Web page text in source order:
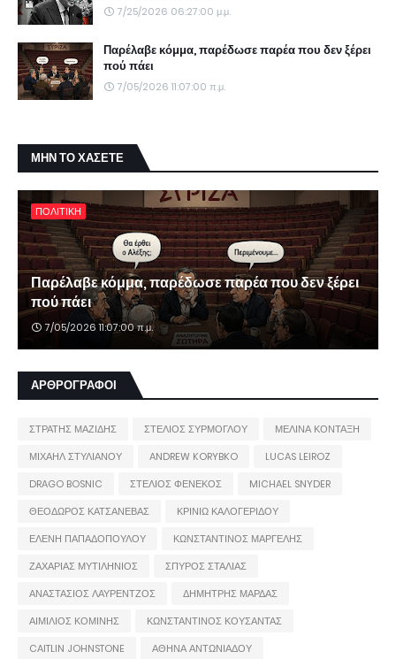
7/25/2026 06:27:00 μ.μ.
Παρέλαβε κόμμα, παρέδωσε παρέα που δεν ξέρει
πού πάει
7/05/2026 11:07:00 π.μ.
ΜΗΝ ΤΟ ΧΑΣΕΤΕ
ΠΟΛΙΤΙΚΗ
Παρέλαβε κόμμα, παρέδωσε παρέα που δεν ξέρει
πού πάει
7/05/2026 11:07:00 π.μ.
ΑΡΘΡΟΓΡΑΦΟΙ
ΣΤΡΑΤΗΣ ΜΑΖΙΔΗΣ ΣΤΕΛΙΟΣ ΣΥΡΜΟΓΛΟΥ
ΜΕΛΙΝΑ ΚΟΝΤΑΞΗ
ΜΙΧΑΗΛ ΣΤΥΛΙΑΝΟΥ
ANDREW KORYBKO
LUCAS LEIROZ
DRAGO BOSNIC
ΣΤΕΛΙΟΣ ΦΕΝΕΚΟΣ
MICHAEL SNYDER
ΘΕΟΔΩΡΟΣ ΚΑΤΣΑΝΕΒΑΣ
ΚΡΙΝΙΩ ΚΑΛΟΓΕΡΙΔΟΥ
ΕΛΕΝΗ ΠΑΠΑΔΟΠΟΥΛΟΥ
ΚΩΝΣΤΑΝΤΙΝΟΣ ΜΑΡΓΕΛΗΣ
ΖΑΧΑΡΙΑΣ ΜΥΤΙΛΗΝΙΟΣ
ΣΠΥΡΟΣ ΣΤΑΛΙΑΣ
ΑΝΑΣΤΑΣΙΟΣ ΛΑΥΡΕΝΤΖΟΣ
ΔΗΜΗΤΡΗΣ ΜΑΡΔΑΣ
ΑΙΜΙΛΙΟΣ ΚΟΜΙΝΗΣ
ΚΩΝΣΤΑΝΤΙΝΟΣ ΚΟΥΣΑΝΤΑΣ
CAITLIN JOHNSTONE
ΑΘΗΝΑ ΑΝΤΩΝΙΑΔΟΥ